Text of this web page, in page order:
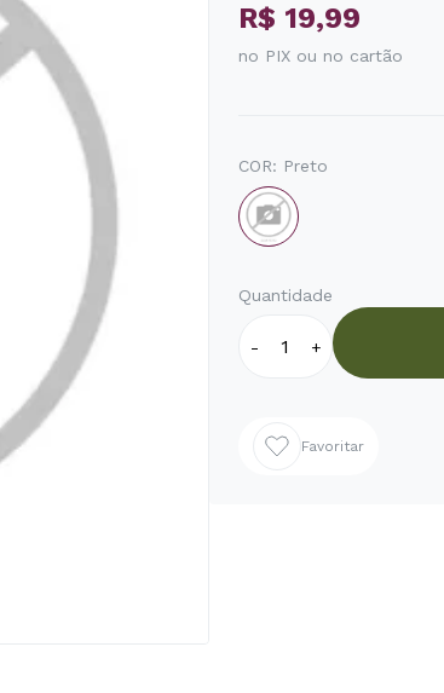
R$ 19,99
no PIX ou no cartão
COR: Preto
Quantidade
- +
Favoritar